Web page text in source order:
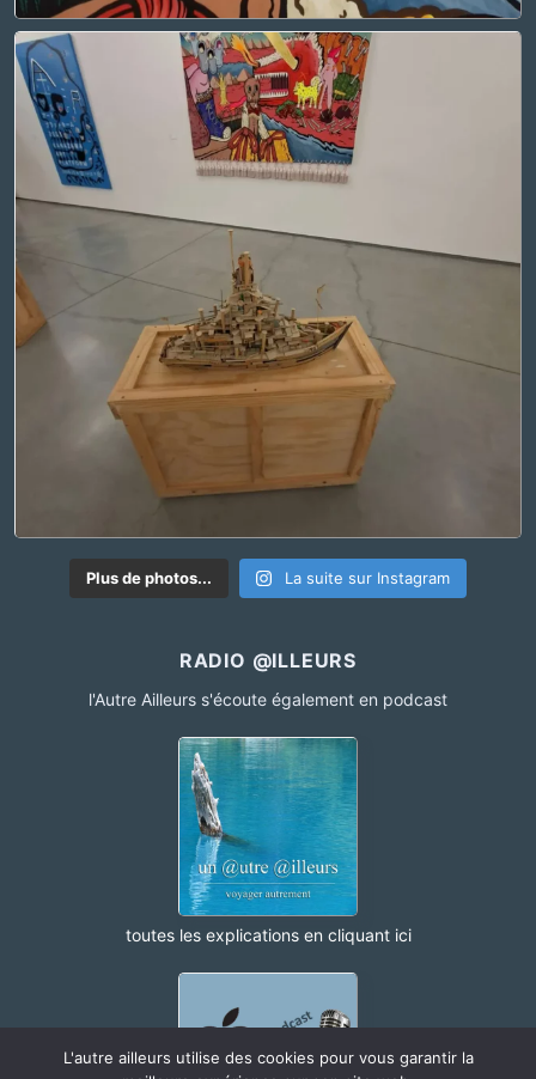
Plus de photos... La suite sur Instagram
RADIO @ILLEURS
l'Autre Ailleurs s'écoute également en podcast
toutes les explications en cliquant ici
L'autre ailleurs utilise des cookies pour vous garantir la